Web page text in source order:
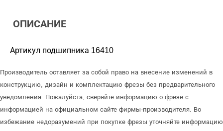
ОПИСАНИЕ
Артикул подшипника 16410
Производитель оставляет за собой право на внесение изменений в
конструкцию, дизайн и комплектацию фрезы без предварительного
уведомления. Пожалуйста, сверяйте информацию о фрезе с
информацией на официальном сайте фирмы-производителя. Во
избежание недоразумений при покупке фрезы уточняйте информацию